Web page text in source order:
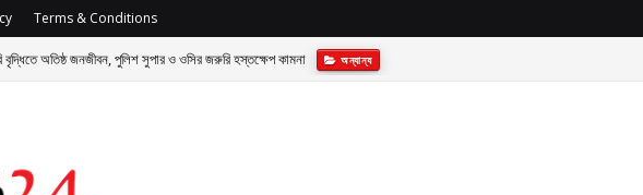
Terms & Conditions
গড়তে গাছ লাগিয়ে অক্সিজেন ফ্যাক্টরী গড়ে তোলার বিকল্প নেই—---বিএনপির কেন্দ্রিয় নেতা সাবেক এমপি বীর মুক্তিযোদ্ধা সিরাজুল ইসলাম সরদার